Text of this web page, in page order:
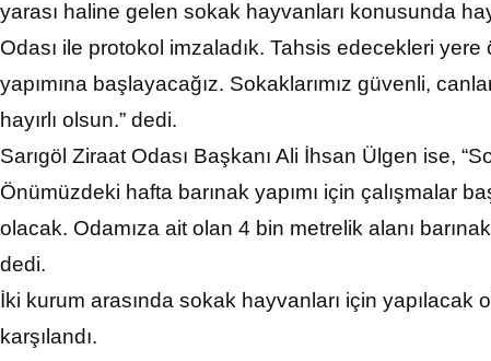
yarası haline gelen sokak hayvanları konusunda
Odası ile protokol imzaladık. Tahsis edecekleri
yapımına başlayacağız. Sokaklarımız güvenli,
hayırlı olsun.” dedi.
Sarıgöl Ziraat Odası Başkanı Ali İhsan Ülgen ise,
Önümüzdeki hafta barınak yapımı için çalışmalar
olacak. Odamıza ait olan 4 bin metrelik alanı
dedi.
İki kurum arasında sokak hayvanları için yapılacak
karşılandı.